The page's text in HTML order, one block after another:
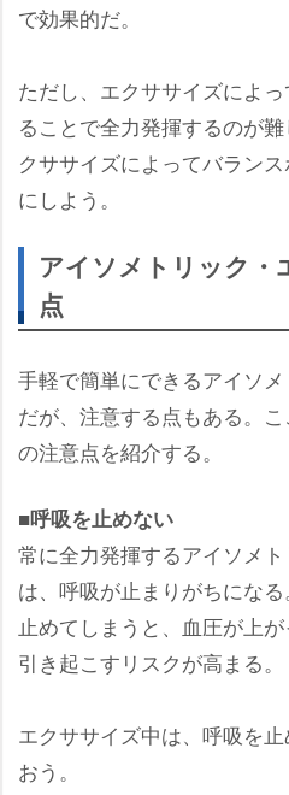
で効果的だ。
ただし、エクササイズによ
ることで全力発揮するのが
クササイズによってバラン
にしよう。
アイソメトリック・
点
手軽で簡単にできるアイソ
だが、注意する点もある。
の注意点を紹介する。
■呼吸を止めない
常に全力発揮するアイソメ
は、呼吸が止まりがちにな
止めてしまうと、血圧が上
引き起こすリスクが高まる。
エクササイズ中は、呼吸を
おう。